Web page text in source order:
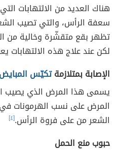
هناك العديد من الالتهابات
سعفة الرأس، والتي تصيب
تظهر بقع متقشّرة وخالية من
لكن عند علاج هذه الالتهابات
الإصابة بمتلازمةتكيّس المبايض
المرض على نسب الهرمونات
الشعر من على فروة الرأس.[٤]
حبوب منع الحمل